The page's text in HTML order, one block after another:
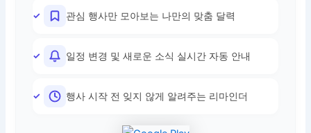
관심 행사만 모아보는 나만의 맞춤 달력
일정 변경 및 새로운 소식 실시간 자동 안내
행사 시작 전 잊지 않게 알려주는 리마인더